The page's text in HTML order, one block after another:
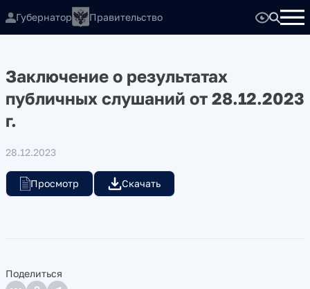
Губернатор Правительство
Заключение о результатах
публичных слушаний от 28.12.2023
г.
28.12.2023
Просмотр Скачать
Поделиться